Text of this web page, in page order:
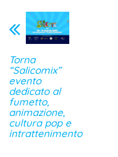
Torna
“Salicomix”
evento
dedicato al
fumetto,
animazione,
cultura pop e
intrattenimento